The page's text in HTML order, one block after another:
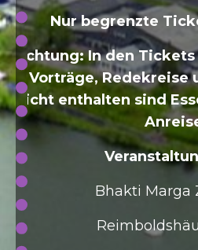
Nur begrenzte
Achtung: In den
Vorträge, Redekreise
Nicht enthalten sind
Bhakti Marga